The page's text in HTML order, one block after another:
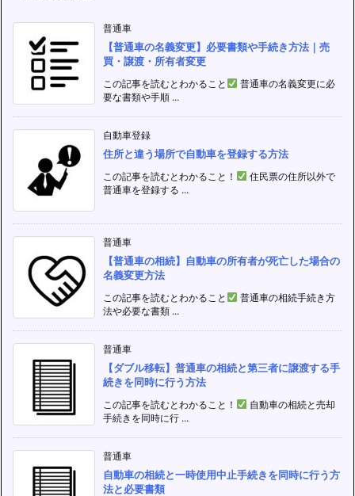
普通車
【普通車の名義変更】必要書類や手続き方法｜売
買・譲渡・所有者変更
この記事を読むとわかること
普通車の名義変更に必
要な書類や手順 ...
自動車登録
住所と違う場所で自動車を登録する方法
この記事を読むとわかること！
住民票の住所以外で
普通車を登録する ...
普通車
【普通車の相続】自動車の所有者が死亡した場合の
名義変更方法
この記事を読むとわかること
普通車の相続手続き方
法や必要な書類 ...
普通車
【ダブル移転】普通車の相続と第三者に譲渡する手
続きを同時に行う方法
この記事を読むとわかること！
自動車の相続と売却
手続きを同時に行 ...
普通車
自動車の相続と一時使用中止手続きを同時に行う方
法と必要書類